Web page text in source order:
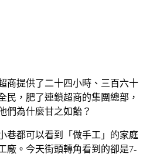
商提供了二十四小時、三百六十
民，肥了連鎖超商的集團總部，
們為什麼甘之如飴？
巷都可以看到「做手工」的家庭
廠。今天街頭轉角看到的卻是7-